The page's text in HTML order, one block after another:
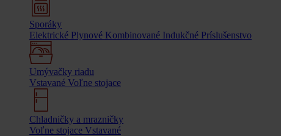
Sporáky
Elektrické Plynové Kombinované Indukčné Príslušenstvo
Umývačky riadu
Vstavané Voľne stojace
Chladničky a mrazničky
Voľne stojace Vstavané